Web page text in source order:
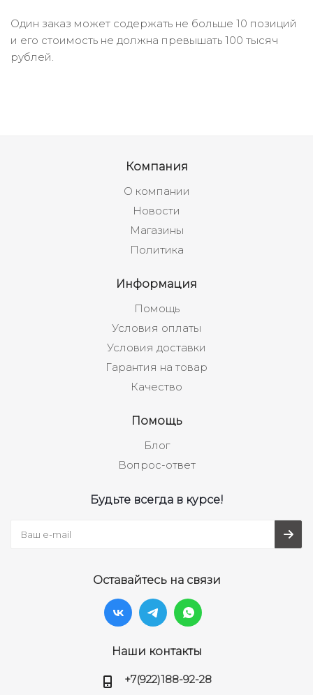
Один заказ может содержать не больше 10 позиций
и его стоимость не должна превышать 100 тысяч
рублей.
Компания
О компании
Новости
Магазины
Политика
Информация
Помощь
Условия оплаты
Условия доставки
Гарантия на товар
Качество
Помощь
Блог
Вопрос-ответ
Будьте всегда в курсе!
Оставайтесь на связи
Наши контакты
+7(922)188-92-28